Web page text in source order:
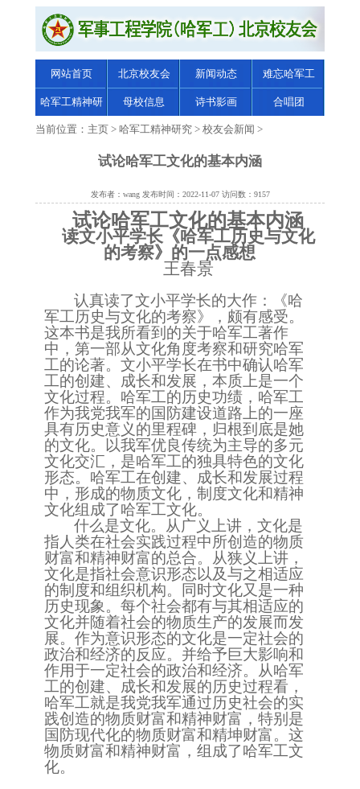
网站首页 北京校友会 新闻动态 难忘哈军工
哈军工精神研
究
母校信息 诗书影画 合唱团
当前位置： 主页 > 哈军工精神研究 > 校友会新闻 >
试论哈军工文化的基本内涵
发布者：wang 发布时间：2022-11-07 访问数：9157
试论哈军工文化的基本内涵
读文小平学长《哈军工历史与文化
的考察》的一点感想
王春景
认真读了文小平学长的大作：《哈
军工历史与文化的考察》，颇有感受。
这本书是我所看到的关于哈军工著作
中，第一部从文化角度考察和研究哈军
工的论著。文小平学长在书中确认哈军
工的创建、成长和发展，本质上是一个
文化过程。哈军工的历史功绩，哈军工
作为我党我军的国防建设道路上的一座
具有历史意义的里程碑，归根到底是她
的文化。以我军优良传统为主导的多元
文化交汇，是哈军工的独具特色的文化
形态。哈军工在创建、成长和发展过程
中，形成的物质文化，制度文化和精神
文化组成了哈军工文化。
什么是文化。从广义上讲，文化是
指人类在社会实践过程中所创造的物质
财富和精神财富的总合。从狭义上讲，
文化是指社会意识形态以及与之相适应
的制度和组织机构。同时文化又是一种
历史现象。每个社会都有与其相适应的
文化并随着社会的物质生产的发展而发
展。作为意识形态的文化是一定社会的
政治和经济的反应。并给予巨大影响和
作用于一定社会的政治和经济。从哈军
工的创建、成长和发展的历史过程看，
哈军工就是我党我军通过历史社会的实
践创造的物质财富和精神财富，特别是
国防现代化的物质财富和精坤财富。这
物质财富和精神财富，组成了哈军工文
化。